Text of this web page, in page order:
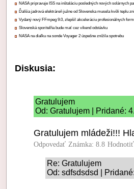
NASA pripravuje ISS na inštaláciu posledných nových solárnych
Ďalšia jadrová elektráreň južne od Slovenska musela kvôli teplu
Vydaný nový FFmpeg 9.0, zlepšil akceleráciu profesionálnych
Slovenská sporiteľňa bude mať cez víkend odstávku
NASA na diaľku na sonde Voyager 2 úspešne znížila spotrebu
Diskusia:
Gratulujem
Od: Gratulujem | Pridané:
Gratulujem mládeži!!!
Odpovedať Známka: 8.8
Re: Gratulujem
Od: sdfsdsdsd |